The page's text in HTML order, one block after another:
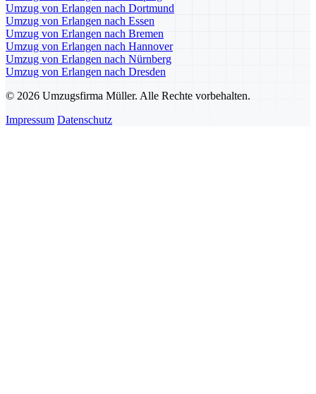
Umzug von Erlangen nach Dortmund
Umzug von Erlangen nach Essen
Umzug von Erlangen nach Bremen
Umzug von Erlangen nach Hannover
Umzug von Erlangen nach Nürnberg
Umzug von Erlangen nach Dresden
© 2026 Umzugsfirma Müller. Alle Rechte vorbehalten.
Impressum Datenschutz